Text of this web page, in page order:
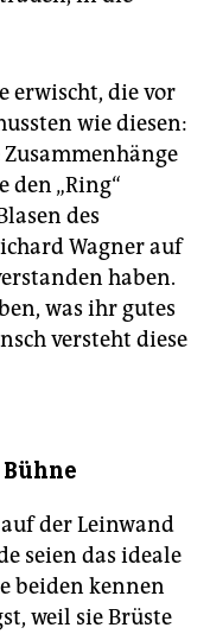
erwischt, die vor
wie diesen:
den „Ring“
des
Wagner auf
haben.
was ihr gutes
versteht diese
der Leinwand
seien das ideale
beiden kennen
weil sie Brüste